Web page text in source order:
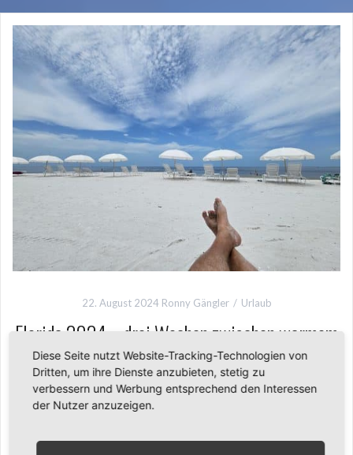
22. August 2024 Ronny Gängler Urlaub
Florida 2024 – drei Wochen zwischen warmem
Wasser, langen Straßen und großen Momenten
Manche Reisen beginnen nicht erst am Ziel, sondern schon
mit dem Gefühl, dass man diesmal wirklich weit weg sein
Diese Seite nutzt Website-Tracking-Technologien von
Dritten, um ihre Dienste anzubieten, stetig zu
verbessern und Werbung entsprechend den Interessen
der Nutzer anzuzeigen.